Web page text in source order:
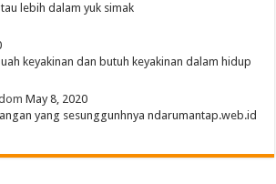
lebih dalam yuk simak
keyakinan dan butuh keyakinan dalam hidup
May 8, 2020
yang sesunggunhnya ndarumantap.web.id